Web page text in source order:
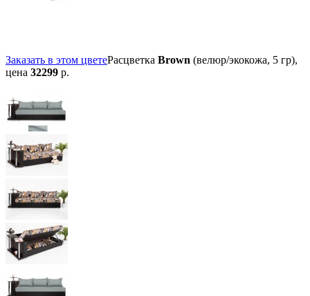
Заказать в этом цветеРасцветка Brown (велюр/экокожа, 5 гр),
цена 32299 р.